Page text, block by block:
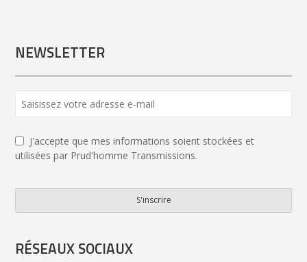
NEWSLETTER
J'accepte que mes informations soient stockées et
utilisées par Prud'homme Transmissions.
S'inscrire
Name *
RÉSEAUX SOCIAUX